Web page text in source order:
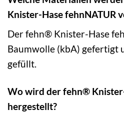
Knister-Hase fehnNATUR
Der fehn® Knister-Hase
Baumwolle (kbA) gefertigt
gefüllt.
Wo wird der fehn®
hergestellt?